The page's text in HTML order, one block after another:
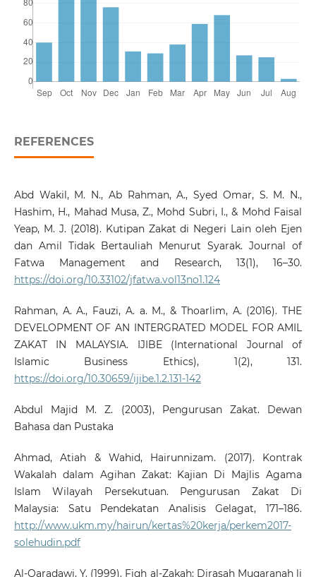
REFERENCES
Abd Wakil, M. N., Ab Rahman, A., Syed Omar, S. M. N.,
Hashim, H., Mahad Musa, Z., Mohd Subri, I., & Mohd Faisal
Yeap, M. J. (2018). Kutipan Zakat di Negeri Lain oleh Ejen
dan Amil Tidak Bertauliah Menurut Syarak. Journal of
Fatwa Management and Research, 13(1), 16–30.
https://doi.org/10.33102/jfatwa.vol13no1.124
Rahman, A. A., Fauzi, A. a. M., & Thoarlim, A. (2016). THE
DEVELOPMENT OF AN INTERGRATED MODEL FOR AMIL
ZAKAT IN MALAYSIA. IJIBE (International Journal of
Islamic Business Ethics), 1(2), 131.
https://doi.org/10.30659/ijibe.1.2.131-142
Abdul Majid M. Z. (2003), Pengurusan Zakat. Dewan
Bahasa dan Pustaka
Ahmad, Atiah & Wahid, Hairunnizam. (2017). Kontrak
Wakalah dalam Agihan Zakat: Kajian Di Majlis Agama
Islam Wilayah Persekutuan. Pengurusan Zakat Di
Malaysia: Satu Pendekatan Analisis Gelagat, 171–186.
http://www.ukm.my/hairun/kertas%20kerja/perkem2017-
solehudin.pdf
Al-Qaradawi, Y. (1999). Fiqh al-Zakah: Dirasah Muqaranah li